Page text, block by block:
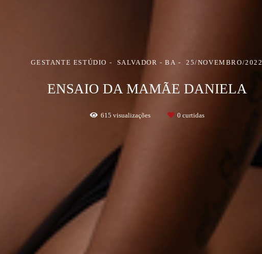
GESTANTE ESTÚDIO SALVADOR - BA 25/NOVEMBRO/
ENSAIO DA MAMÃE DANIELA
615 visualizações 0 curtidas